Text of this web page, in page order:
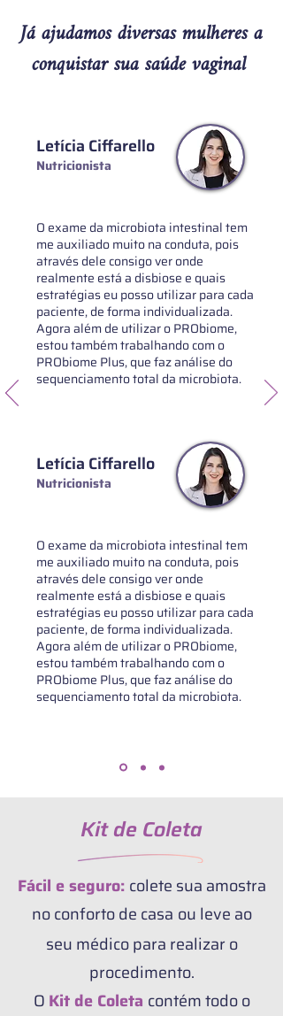
Já ajudamos diversas mulheres a
conquistar sua saúde vaginal
Letícia Ciffarello
Nutricionista
O exame da microbiota intestinal tem
me auxiliado muito na conduta, pois
através dele consigo ver onde
realmente está a disbiose e quais
estratégias eu posso utilizar para cada
paciente, de forma individualizada.
Agora além de utilizar o PRObiome,
estou também trabalhando com o
PRObiome Plus, que faz análise do
sequenciamento total da microbiota.
Letícia Ciffarello
Nutricionista
O exame da microbiota intestinal tem
me auxiliado muito na conduta, pois
através dele consigo ver onde
realmente está a disbiose e quais
estratégias eu posso utilizar para cada
paciente, de forma individualizada.
Agora além de utilizar o PRObiome,
estou também trabalhando com o
PRObiome Plus, que faz análise do
sequenciamento total da microbiota.
Kit de Coleta
Fácil e seguro: colete sua amostra
no conforto de casa ou leve ao
seu médico para realizar o
procedimento.
O Kit de Coleta contém todo o